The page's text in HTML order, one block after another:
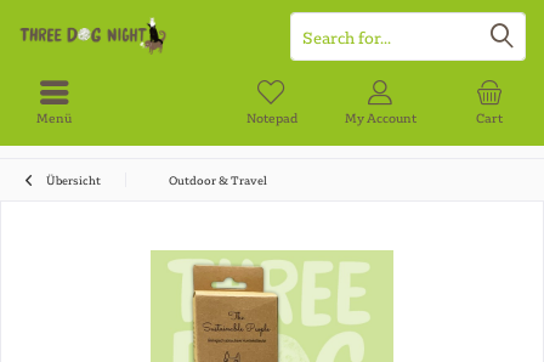
Menü Cart
Notepad My Account
Übersicht Outdoor & Travel